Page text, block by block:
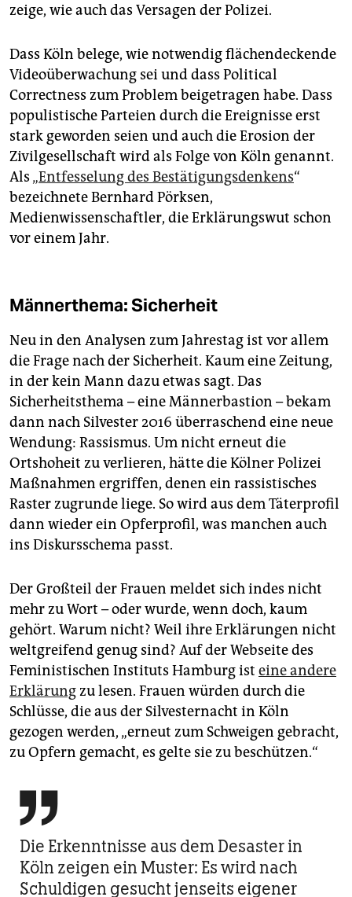
zeige, wie auch das Versagen der Polizei.
Dass Köln belege, wie notwendig flächendeckende
Videoüberwachung sei und dass Political
Correctness zum Problem beigetragen habe. Dass
populistische Parteien durch die Ereignisse erst
stark geworden seien und auch die Erosion der
Zivilgesellschaft wird als Folge von Köln genannt.
Als „Entfesselung des Bestätigungsdenkens“
bezeichnete Bernhard Pörksen,
Medienwissenschaftler, die Erklärungswut schon
vor einem Jahr.
Männerthema: Sicherheit
Neu in den Analysen zum Jahrestag ist vor allem
die Frage nach der Sicherheit. Kaum eine Zeitung,
in der kein Mann dazu etwas sagt. Das
Sicherheitsthema – eine Männerbastion – bekam
dann nach Silvester 2016 überraschend eine neue
Wendung: Rassismus. Um nicht erneut die
Ortshoheit zu verlieren, hätte die Kölner Polizei
Maßnahmen ergriffen, denen ein rassistisches
Raster zugrunde liege. So wird aus dem Täterprofil
dann wieder ein Opferprofil, was manchen auch
ins Diskursschema passt.
Der Großteil der Frauen meldet sich indes nicht
mehr zu Wort – oder wurde, wenn doch, kaum
gehört. Warum nicht? Weil ihre Erklärungen nicht
weltgreifend genug sind? Auf der Webseite des
Feministischen Instituts Hamburg ist eine andere
Erklärungzu lesen. Frauen würden durch die
Schlüsse, die aus der Silvesternacht in Köln
gezogen werden, „erneut zum Schweigen gebracht,
zu Opfern gemacht, es gelte sie zu beschützen.“

Die Erkenntnisse aus dem Desaster in
Köln zeigen ein Muster: Es wird nach
Schuldigen gesucht jenseits eigener